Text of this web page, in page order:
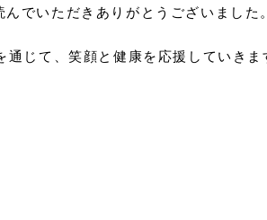
でいただきありがとうございました
じて、笑顔と健康を応援していきま